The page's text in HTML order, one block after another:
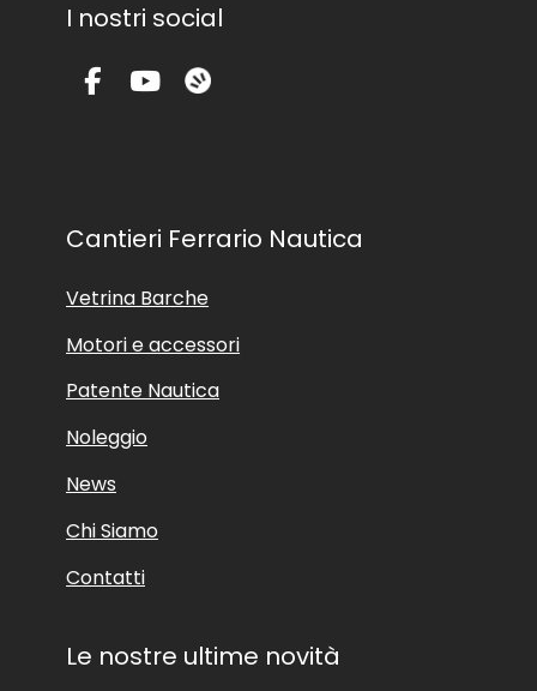
I nostri social
Cantieri Ferrario Nautica
Vetrina Barche
Motori e accessori
Patente Nautica
Noleggio
News
Chi Siamo
Contatti
Le nostre ultime novità